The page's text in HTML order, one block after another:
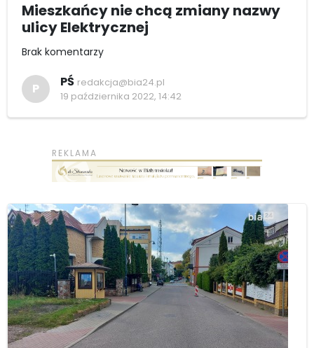
Mieszkańcy nie chcą zmiany nazwy
ulicy Elektrycznej
Brak komentarzy
P PŚ redakcja@bia24.pl
19 października 2022, 14:42